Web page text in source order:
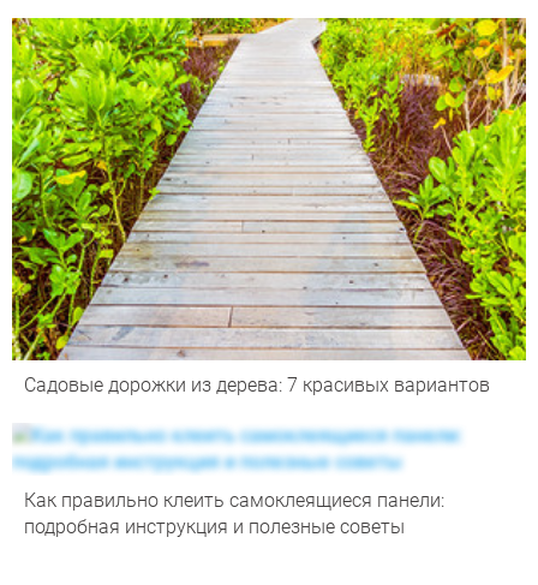
Садовые дорожки из дерева: 7 красивых вариантов
Как правильно клеить самоклеящиеся панели:
подробная инструкция и полезные советы